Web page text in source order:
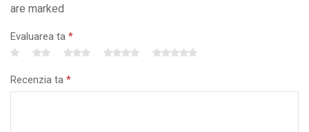
are marked
Evaluarea ta *
Recenzia ta *